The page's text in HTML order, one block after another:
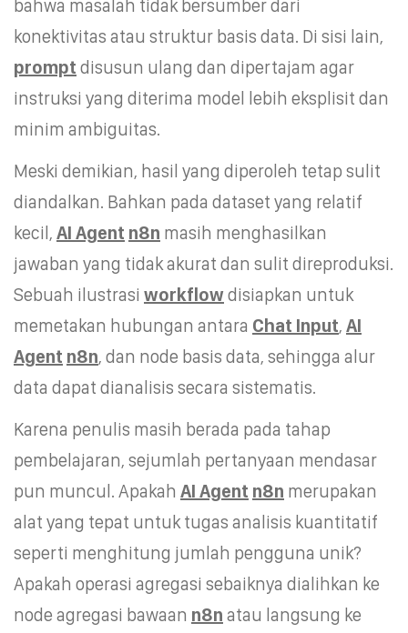
bahwa masalah tidak bersumber dari
konektivitas atau struktur basis data. Di sisi lain,
prompt disusun ulang dan dipertajam agar
instruksi yang diterima model lebih eksplisit dan
minim ambiguitas.
Meski demikian, hasil yang diperoleh tetap sulit
diandalkan. Bahkan pada dataset yang relatif
kecil, AI Agent n8n masih menghasilkan
jawaban yang tidak akurat dan sulit direproduksi.
Sebuah ilustrasi workflowdisiapkan untuk
memetakan hubungan antara Chat Input, AI
Agent n8n, dan node basis data, sehingga alur
data dapat dianalisis secara sistematis.
Karena penulis masih berada pada tahap
pembelajaran, sejumlah pertanyaan mendasar
pun muncul. Apakah AI Agent n8n merupakan
alat yang tepat untuk tugas analisis kuantitatif
seperti menghitung jumlah pengguna unik?
Apakah operasi agregasi sebaiknya dialihkan ke
node agregasi bawaan n8n atau langsung ke